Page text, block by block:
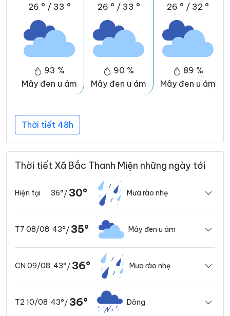
26 ° / 33 °
93 %
Mây đen u ám
26 ° / 33 °
90 %
Mây đen u ám
26 ° / 32 °
89 %
Mây đen u ám
Thời tiết 48h
Thời tiết Xã Bắc Thanh Miện những ngày tới
Hiện tại 36°/ 30° Mưa rào nhẹ
T7 08/08 43°/ 35° Mây đen u ám
CN 09/08 43°/ 36° Mưa rào nhẹ
T2 10/08 43°/ 36° Dông